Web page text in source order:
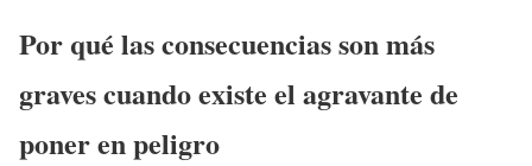
Por qué las consecuencias son más
graves cuando existe el agravante de
poner en peligro